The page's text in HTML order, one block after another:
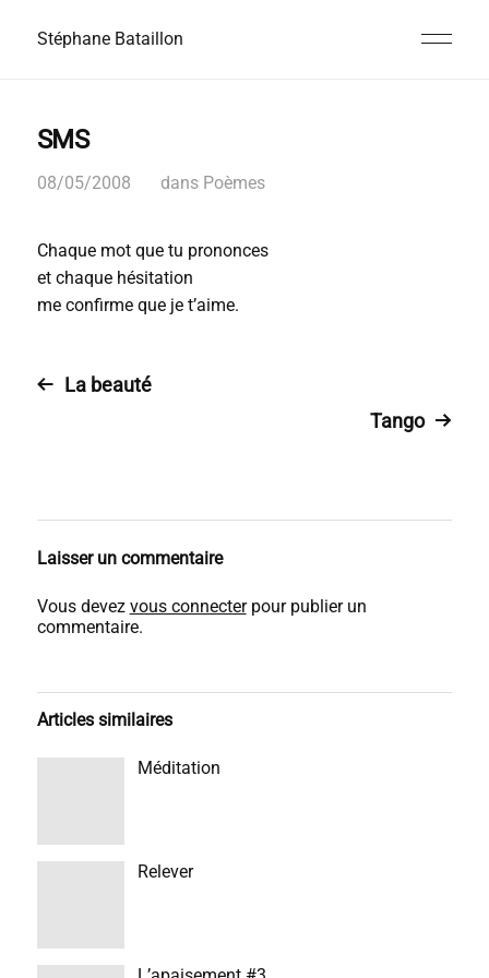
Stéphane Bataillon
SMS
08/05/2008 dans Poèmes
Chaque mot que tu prononces
et chaque hésitation
me confirme que je t’aime.
La beauté
Tango
Laisser un commentaire
Vous devez vous connecterpour publier un
commentaire.
Articles similaires
Méditation
Relever